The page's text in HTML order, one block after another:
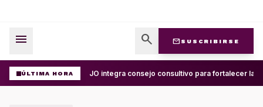
menu search mail SUSCRIBIRSE
ÚLTIMA HORAUABJO integra consejo consultivo para fortalecer la